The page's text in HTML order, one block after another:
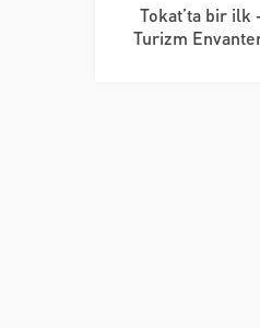
Tokat’ta bir
Turizm